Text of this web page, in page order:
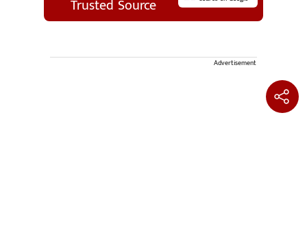
Trusted Source
Advertisement